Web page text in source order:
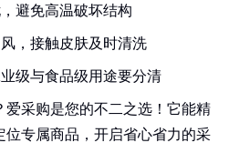
避免高温破坏结构
，接触皮肤及时清洗
级与食品级用途要分清
爱采购是您的不二之选！它能精
位专属商品，开启省心省力的采